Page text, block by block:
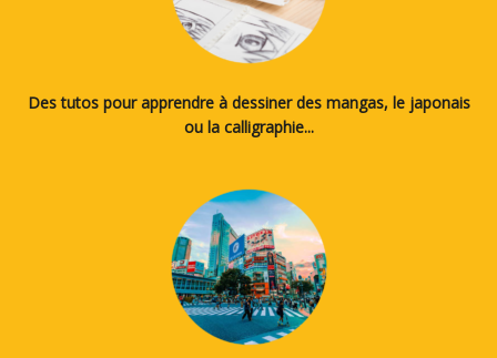
Des tutos pour apprendre à dessiner des mangas, le japonais
ou la calligraphie...